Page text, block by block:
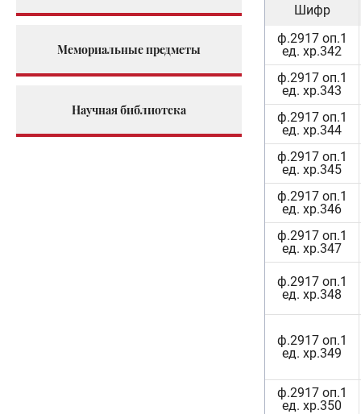
Мемориальные предметы
Научная библиотека
Шифр
ф.2917 оп.1
ед. хр.342
ф.2917 оп.1
ед. хр.343
ф.2917 оп.1
ед. хр.344
ф.2917 оп.1
ед. хр.345
ф.2917 оп.1
ед. хр.346
ф.2917 оп.1
ед. хр.347
ф.2917 оп.1
ед. хр.348
ф.2917 оп.1
ед. хр.349
ф.2917 оп.1
ед. хр.350